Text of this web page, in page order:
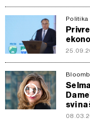
Politika
svi